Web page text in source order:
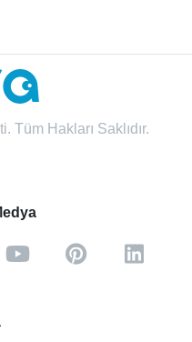
Tüm Hakları Saklıdır.